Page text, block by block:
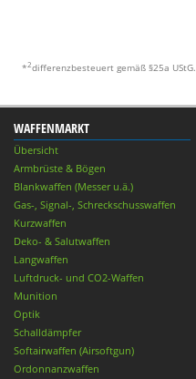
*2differenzbesteuert gemäß §25a
WAFFENMARKT
Übersicht
Armbrüste & Bögen
Blankwaffen (Messer u.ä.)
Gas-, Signal-, Schreckschusswaffen
Kurzwaffen
Deko- & Salutwaffen
Langwaffen
Luftdruck- und CO2-Waffen
Munition
Optik
Schalldämpfer
Softairwaffen (Airsoftgun)
Ordonnanzwaffen